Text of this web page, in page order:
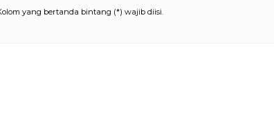
yang bertanda bintang (*) wajib diisi.